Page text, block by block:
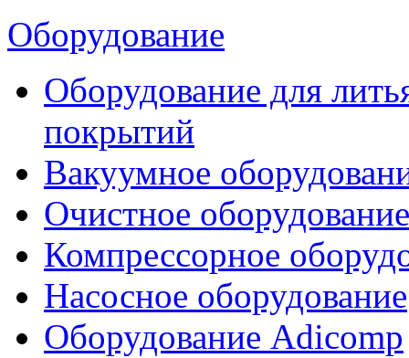
Оборудование
Оборудование для
покрытий
Вакуумное
Очистное оборудование
Компрессорное
Насосное оборудование
Оборудование Adicomp